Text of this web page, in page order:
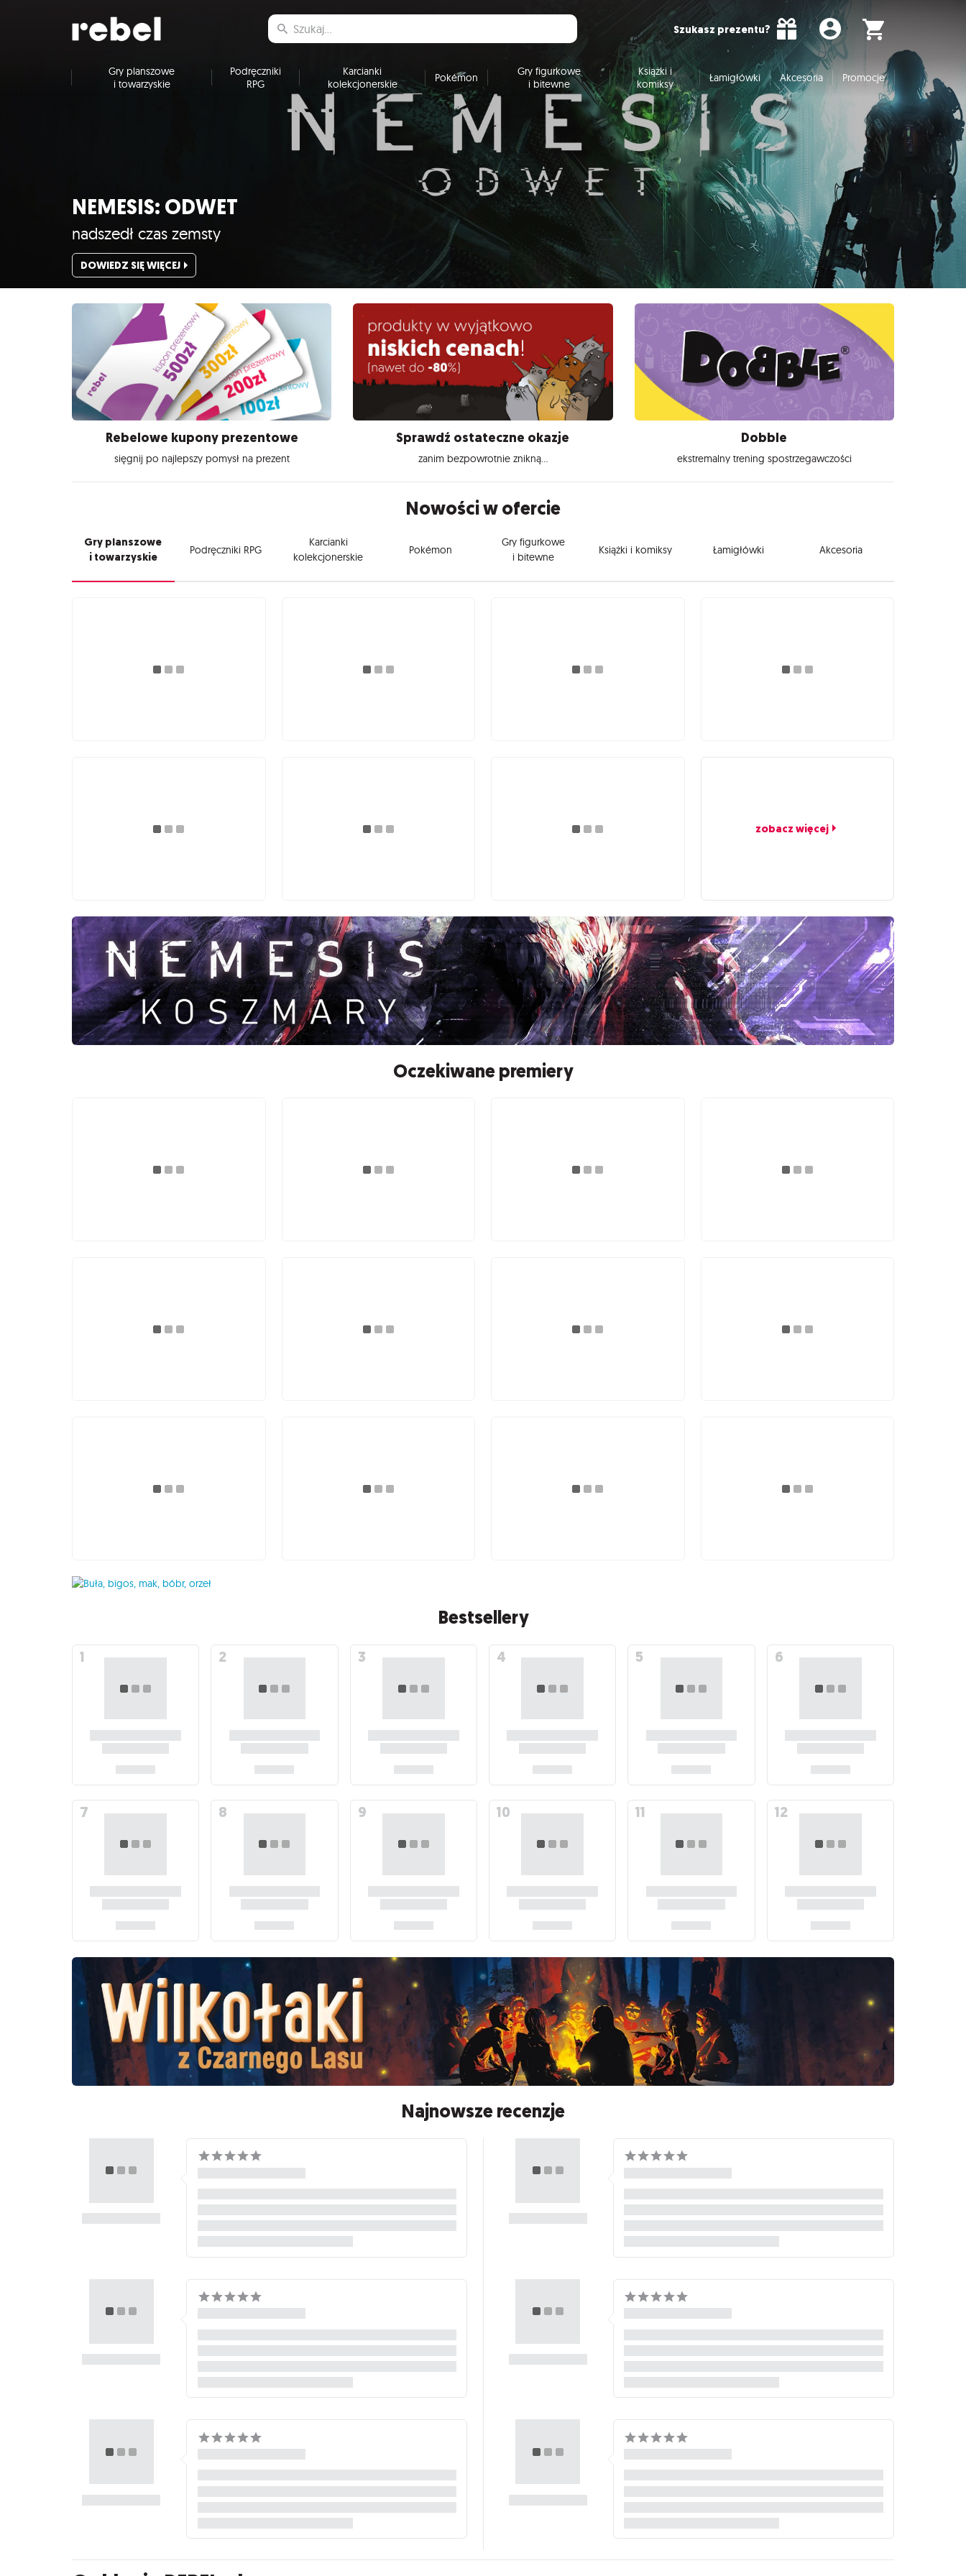
Szukasz prezentu?
Gry planszowe
i towarzyskie
Podręczniki
RPG
Karcianki
kolekcjonerskie
Pokémon
Gry figurkowe
i bitewne
Książki i
komiksy
Łamigłówki Akcesoria Promocje
NEMESIS: ODWET
nadszedł czas zemsty
DOWIEDZ SIĘ WIĘCEJ
Rebelowe kupony prezentowe
sięgnij po najlepszy pomysł na prezent
Sprawdź ostateczne okazje
zanim bezpowrotnie znikną...
Dobble
ekstremalny trening spostrzegawczości
Nowości w ofercie
Gry planszowe
i towarzyskie
Podręczniki RPG
Karcianki
kolekcjonerskie
Pokémon
Gry figurkowe
i bitewne
Książki i komiksy Łamigłówki Akcesoria
zobacz więcej
Oczekiwane premiery
Bestsellery
Najnowsze recenzje